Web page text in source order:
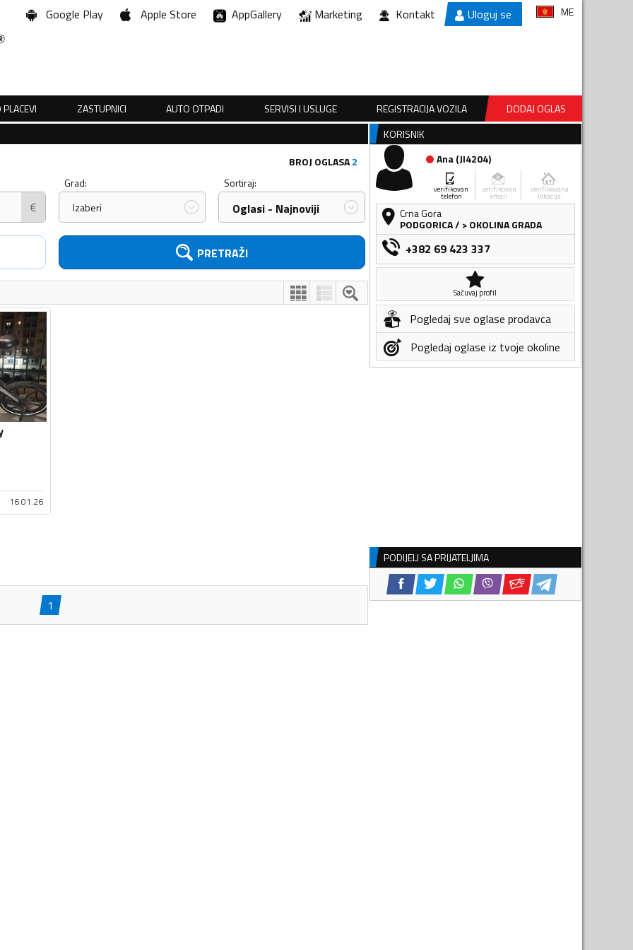
Google Play Apple Store AppGallery Marketing Kontakt Uloguj se ME
ZASTUPNICI AUTO OTPADI SERVISI I USLUGE REGISTRACIJA VOZILA DODAJ OGLAS
BROJ OGLASA2
€
Grad:
Izaberi
Sortiraj:
Oglasi - Najnoviji
PRETRAŽI
16.01.26
1
KORISNIK
Ana(JI4204)
verifikovan
telefon
verifikovan
email
verifikovana
lokacija
Crna Gora
PODGORICA/ > OKOLINA GRADA
+382 69 423 337
Sačuvaj profil
Pogledaj sve oglase prodavca
Pogledaj oglase iz tvoje okoline
PODIJELI SA PRIJATELJIMA